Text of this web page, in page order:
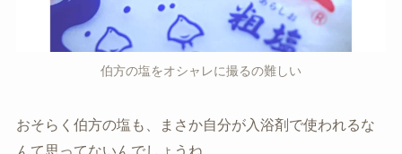
伯方の塩をオシャレに撮るの難しい
おそらく伯方の塩も、まさか自分が入浴剤で使われるな
んて思ってないんでしょうね。